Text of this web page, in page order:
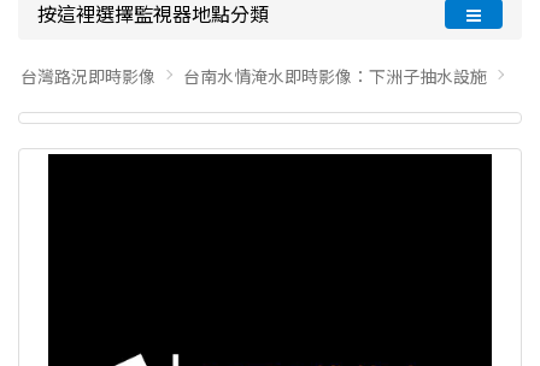
按這裡選擇監視器地點分類
台灣路況即時影像 台南水情淹水即時影像：下洲子抽水設施